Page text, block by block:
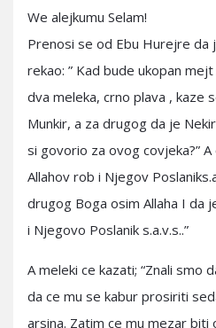
We alejkumu Selam!
Prenosi se od Ebu Hurejre da
rekao: ” Kad bude ukopan
dva meleka, crno plava , kaze
Munkir, a za drugog da je
si govorio za ovog covjeka?”
Allahov rob i Njegov
drugog Boga osim Allaha I da
i Njegovo Poslanik s.a.v.s..”
A meleki ce kazati; “Znali smo
da ce mu se kabur prosiriti
arsina. Zatim ce mu mezar